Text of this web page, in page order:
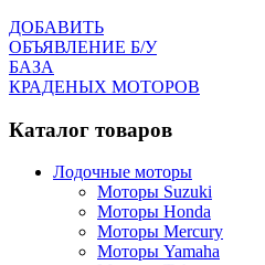
ДОБАВИТЬ
ОБЪЯВЛЕНИЕ Б/У
БАЗА
КРАДЕНЫХ МОТОРОВ
Каталог товаров
Лодочные моторы
Моторы Suzuki
Моторы Honda
Моторы Mercury
Моторы Yamaha